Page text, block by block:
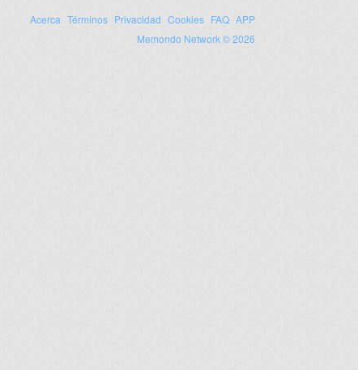
Acerca Términos Privacidad Cookies FAQ APP
Memondo Network © 2026